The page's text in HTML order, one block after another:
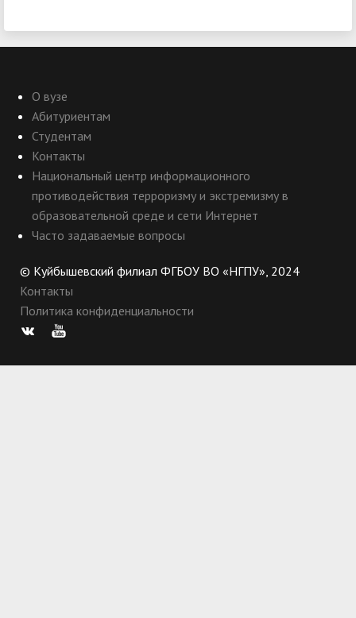
О вузе
Абитуриентам
Студентам
Контакты
Национальный центр информационного
противодействия терроризму и экстремизму в
образовательной среде и сети Интернет
Часто задаваемые вопросы
© Куйбышевский филиал ФГБОУ ВО «НГПУ», 2024
Контакты
Политика конфиденциальности